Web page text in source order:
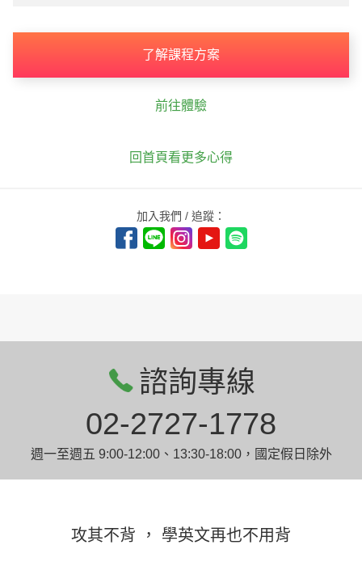
了解課程方案
前往體驗
回首頁看更多心得
加入我們 / 追蹤：
諮詢專線
02-2727-1778
週一至週五 9:00-12:00、13:30-18:00，國定假日除外
攻其不背 ， 學英文再也不用背